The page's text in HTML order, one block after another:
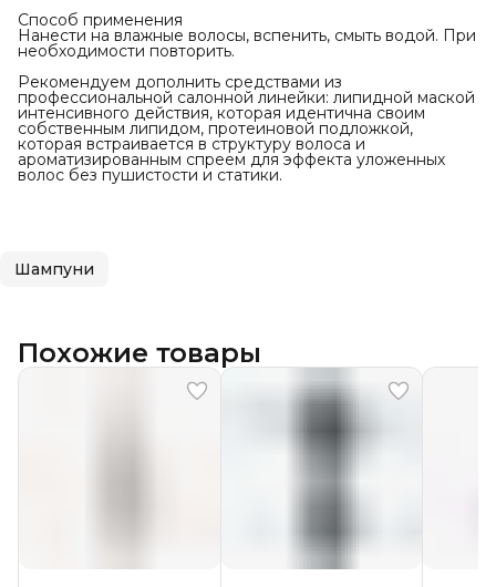
Способ применения
Нанести на влажные волосы, вспенить, смыть водой. При
необходимости повторить.
Рекомендуем дополнить средствами из
профессиональной салонной линейки: липидной маской
интенсивного действия, которая идентична своим
собственным липидом, протеиновой подложкой,
которая встраивается в структуру волоса и
ароматизированным спреем для эффекта уложенных
волос без пушистости и статики.
Шампуни
Похожие товары